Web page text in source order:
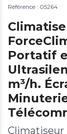
Référence : 05264
Portatif
m³/h.
Climatiseur